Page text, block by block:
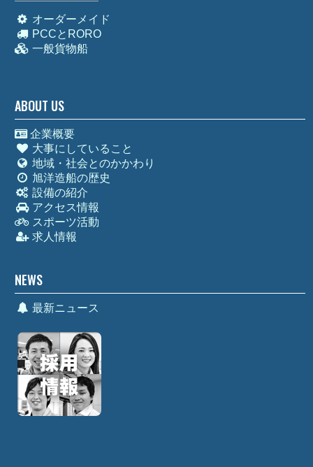
オーダーメイド
PCCとRORO
一般貨物船
ABOUT US
企業概要
大事にしていること
地域・社会とのかかわり
旭洋造船の歴史
設備の紹介
アクセス情報
スポーツ活動
求人情報
NEWS
最新ニュース